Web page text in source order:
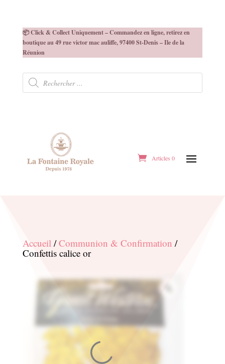
📦 Click & Collect Uniquement – Commandez en ligne, retirez en
boutique au 49 rue victor mac auliffe, 97400 St-Denis – Ile de la
Réunion
Recherche
produits
Articles 0
Accueil/Communion & Confirmation /
Confettis calice or